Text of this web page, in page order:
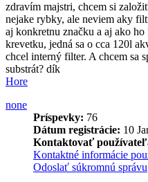
zdravím majstri, chcem si
nejake rybky, ale neviem aky
aj konkretnu značku a aj ako
krevetku, jedná sa o cca 120l
chcel interný filter. A chcem sa
substrát? dík
Hore
none
Príspevky: 76
Dátum registrácie: 10
Kontaktovať
Kontaktné informácie
Odoslať súkromnú správu